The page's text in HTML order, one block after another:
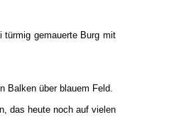
türmig gemauerte Burg mit
Balken über blauem Feld.
das heute noch auf vielen